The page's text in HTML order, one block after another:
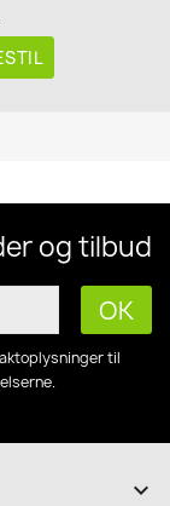
og tilbud
til
keyboard_arrow_down